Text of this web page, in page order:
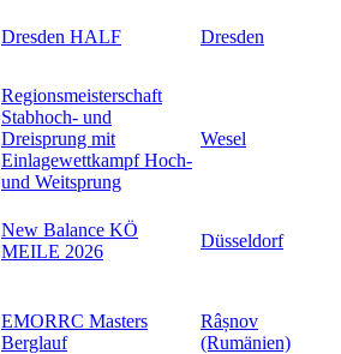
Dresden HALF Dresden
Regionsmeisterschaft
Stabhoch- und
Dreisprung mit
Einlagewettkampf Hoch-
und Weitsprung
Wesel
New Balance KÖ
MEILE 2026
Düsseldorf
EMORRC Masters
Berglauf
Râșnov
(Rumänien)